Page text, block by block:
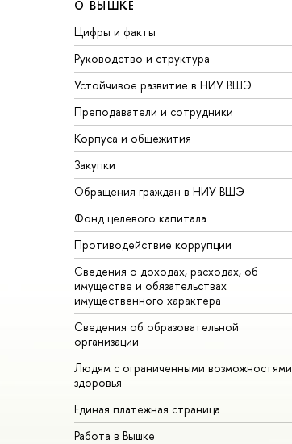
О ВЫШКЕ
Цифры и факты
Руководство и структура
Устойчивое развитие в НИУ ВШЭ
Преподаватели и сотрудники
Корпуса и общежития
Закупки
Обращения граждан в НИУ ВШЭ
Фонд целевого капитала
Противодействие коррупции
Сведения о доходах, расходах, об
имуществе и обязательствах
имущественного характера
Сведения об образовательной
организации
Людям с ограниченными возможностями
здоровья
Единая платежная страница
Работа в Вышке